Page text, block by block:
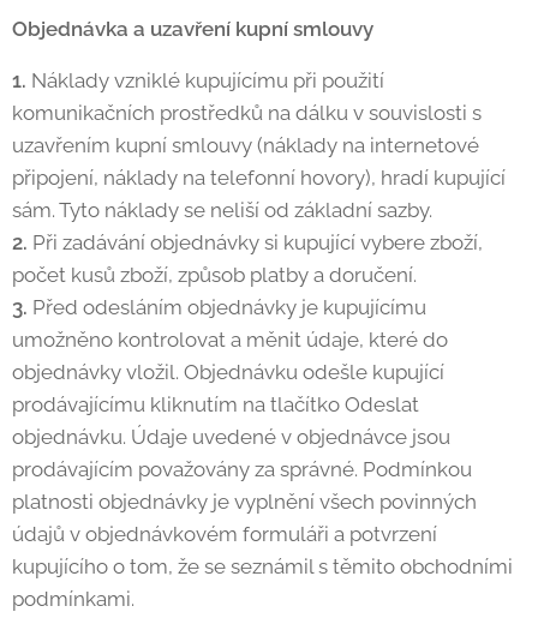
Objednávka a uzavření kupní smlouvy
1. Náklady vzniklé kupujícímu při použití
komunikačních prostředků na dálku v souvislosti s
uzavřením kupní smlouvy (náklady na internetové
připojení, náklady na telefonní hovory), hradí kupující
sám. Tyto náklady se neliší od základní sazby.
2. Při zadávání objednávky si kupující vybere zboží,
počet kusů zboží, způsob platby a doručení.
3. Před odesláním objednávky je kupujícímu
umožněno kontrolovat a měnit údaje, které do
objednávky vložil. Objednávku odešle kupující
prodávajícímu kliknutím na tlačítko Odeslat
objednávku. Údaje uvedené v objednávce jsou
prodávajícím považovány za správné. Podmínkou
platnosti objednávky je vyplnění všech povinných
údajů v objednávkovém formuláři a potvrzení
kupujícího o tom, že se seznámil s těmito obchodními
podmínkami.